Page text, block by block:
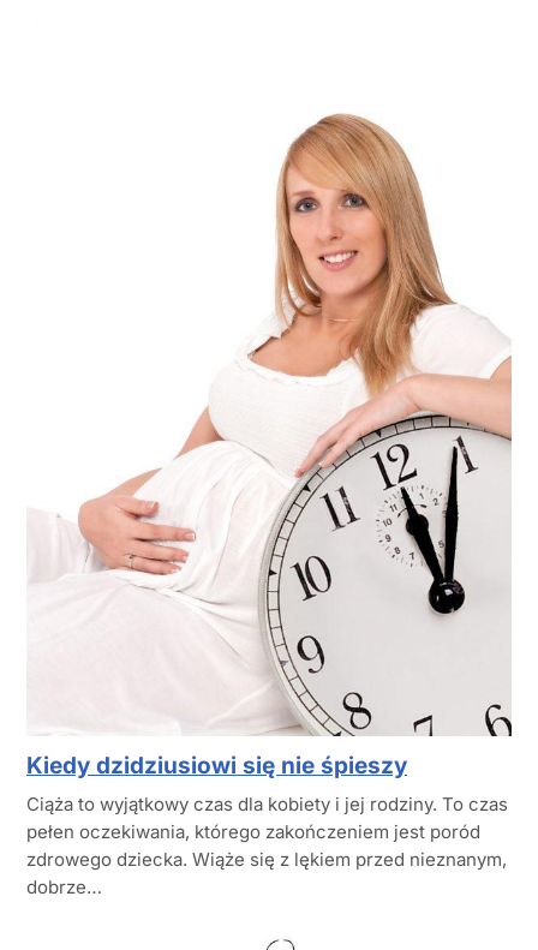
Kiedy dzidziusiowi się nie śpieszy
Ciąża to wyjątkowy czas dla kobiety i jej rodziny. To czas
pełen oczekiwania, którego zakończeniem jest poród
zdrowego dziecka. Wiąże się z lękiem przed nieznanym,
dobrze…